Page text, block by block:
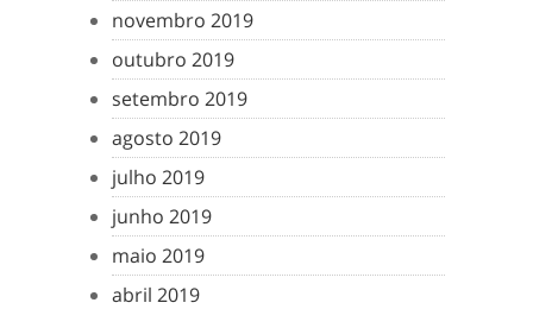
novembro 2019
outubro 2019
setembro 2019
agosto 2019
julho 2019
junho 2019
maio 2019
abril 2019